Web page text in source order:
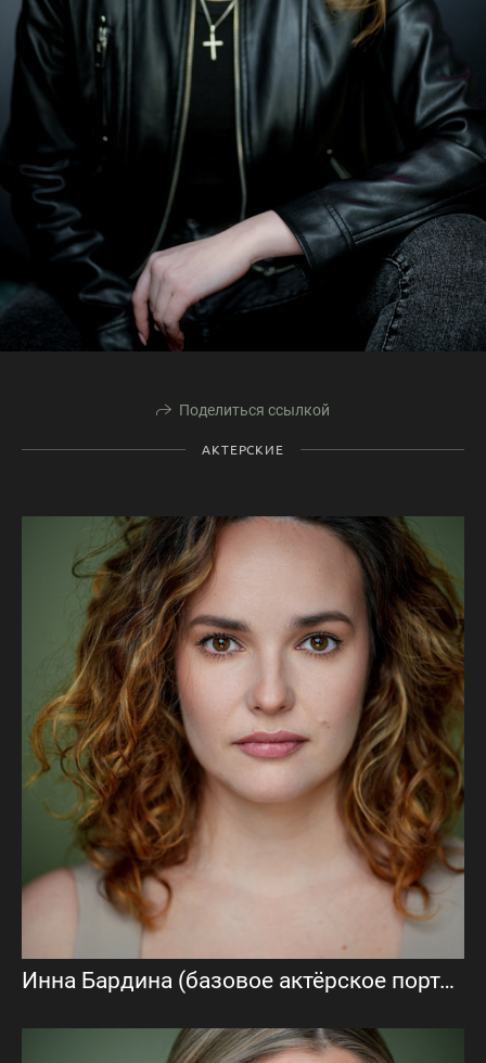
Поделиться ссылкой
АКТЕРСКИЕ
Инна Бардина (базовое актёрское портфолио)